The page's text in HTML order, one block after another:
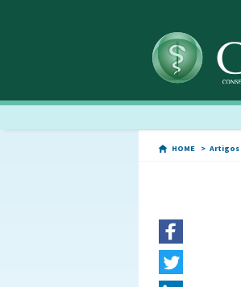
HOME Artigos